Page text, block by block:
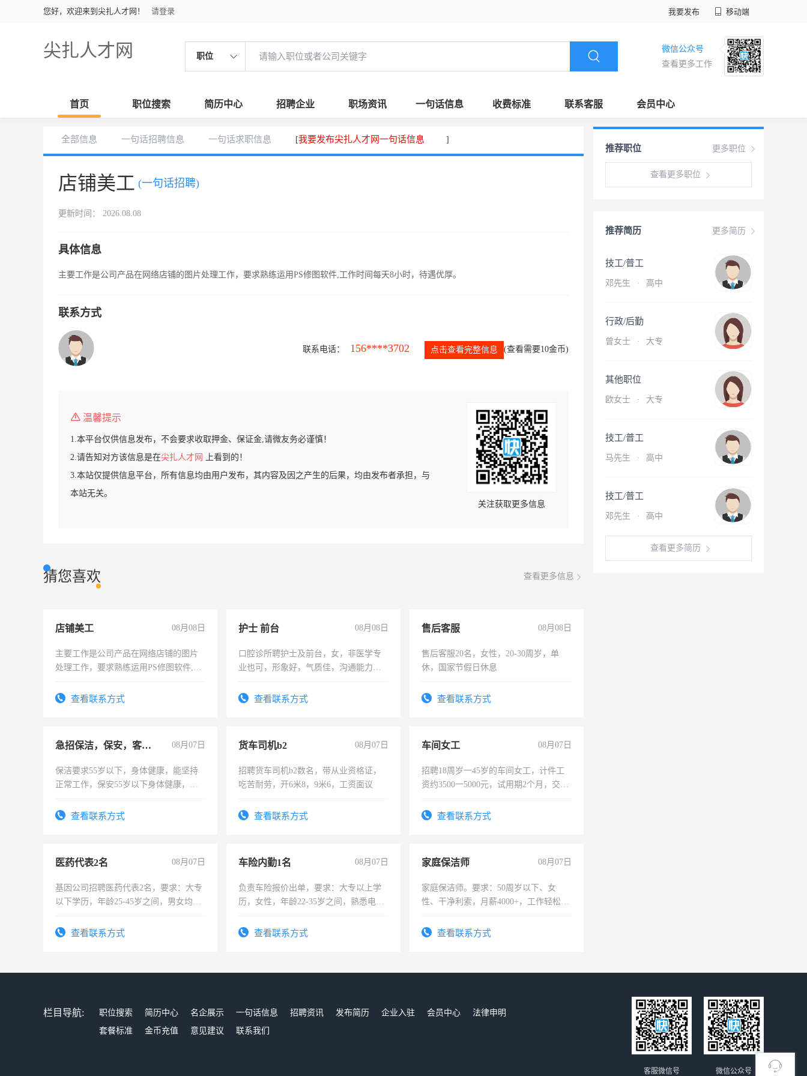
您好，欢迎来到尖扎人才网！ 请登录 我要发布 移动端
尖扎人才网 职位
微信公众号
查看更多工作
首页 职位搜索 简历中心 招聘企业 职场资讯 一句话信息 收费标准 联系客服 会员中心
全部信息 一句话招聘信息 一句话求职信息 [我要发布尖扎人才网一句话信息 ]
店铺美工 (一句话招聘)
更新时间： 2026.08.08
具体信息
主要工作是公司产品在网络店铺的图片处理工作，要求熟练运用PS修图软件,工作时间每天8小时，待遇优厚。
联系方式
联系电话： 156****3702 点击查看完整信息 (查看需要10金币)
温馨提示
1.本平台仅供信息发布，不会要求收取押金、保证金,请微友务必谨慎！
2.请告知对方该信息是在尖扎人才网
上看到的！
3.本站仅提供信息平台，所有信息均由用户发布，其内容及因之产生的后果，均由发布者承担，与
本站无关。
关注获取更多信息
猜您喜欢 查看更多信息
店铺美工 08月08日
主要工作是公司产品在网络店铺的图片
处理工作，要求熟练运用PS修图软件,工
查看联系方式
护士 前台 08月08日
口腔诊所聘护士及前台，女，非医学专
业也可，形象好，气质佳，沟通能力
查看联系方式
售后客服 08月08日
售后客服20名，女性，20-30周岁，单
休，国家节假日休息
查看联系方式
急招保洁，保安，客服，工程 08月07日
保洁要求55岁以下，身体健康，能坚持
正常工作，保安55岁以下身体健康，有
录，客服要求45岁以下高中以上文化，
查看联系方式
货车司机b2 08月07日
招聘货车司机b2数名，带从业资格证，
吃苦耐劳，开6米8，9米6，工资面议
查看联系方式
车间女工 08月07日
招聘18周岁一45岁的车间女工，计件工
资约3500一5000元，试用期2个月，交五
查看联系方式
医药代表2名 08月07日
基因公司招聘医药代表2名，要求：大专
以下学历，年龄25-45岁之间，男女均
表或者有医学资质的优先，底薪+绩效，
查看联系方式
车险内勤1名 08月07日
负责车险报价出单，要求：大专以上学
历，女性，年龄22-35岁之间，熟悉电脑
试用期1-3个月，转正后交纳五险，
查看联系方式
家庭保洁师 08月07日
家庭保洁师。要求：50周岁以下、女
性、干净利索，月薪4000+，工作轻松，
太太等。查看联系方式
更多职位
推荐职位
查看更多职位
更多简历
推荐简历
技工/普工
邓先生 · 高中
行政/后勤
曾女士 · 大专
其他职位
欧女士 · 大专
技工/普工
马先生 · 高中
技工/普工
邓先生 · 高中
查看更多简历
栏目导航: 职位搜索 简历中心 名企展示 一句话信息 招聘资讯 发布简历 企业入驻 会员中心
法律申明
套餐标准
金币充值 意见建议 联系我们
微信公众号
客服微信号